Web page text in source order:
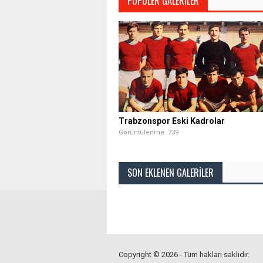
Trabzonspor Eski Kadrolar
Görüntülenme: 739
SON EKLENEN GALERILER
Copyright © 2026 - Tüm hakları saklıdır.